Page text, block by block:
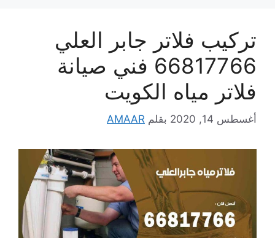
تركيب فلاتر جابر العلي
66817766 فني صيانة
فلاتر مياه الكويت
أغسطس 14, 2020 بقلم AMAAR